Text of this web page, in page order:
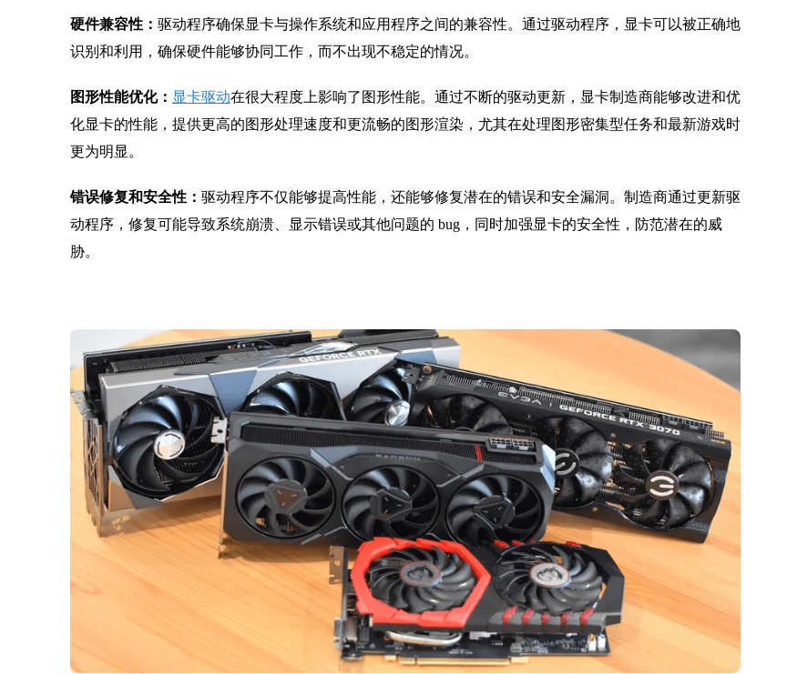
硬件兼容性： 驱动程序确保显卡与操作系统和应用程序之间的兼容性。通过驱动程序，显卡可以被正确地
识别和利用，确保硬件能够协同工作，而不出现不稳定的情况。
图形性能优化： 显卡驱动在很大程度上影响了图形性能。通过不断的驱动更新，显卡制造商能够改进和优
化显卡的性能，提供更高的图形处理速度和更流畅的图形渲染，尤其在处理图形密集型任务和最新游戏时
更为明显。
错误修复和安全性： 驱动程序不仅能够提高性能，还能够修复潜在的错误和安全漏洞。制造商通过更新驱
动程序，修复可能导致系统崩溃、显示错误或其他问题的 bug，同时加强显卡的安全性，防范潜在的威
胁。